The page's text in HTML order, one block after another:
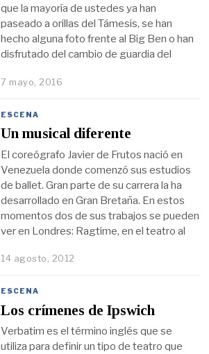
que la mayoría de ustedes ya han
paseado a orillas del Támesis, se han
hecho alguna foto frente al Big Ben o han
disfrutado del cambio de guardia del
7 mayo, 2016
ESCENA
Un musical diferente
El coreógrafo Javier de Frutos nació en
Venezuela donde comenzó sus estudios
de ballet. Gran parte de su carrera la ha
desarrollado en Gran Bretaña. En estos
momentos dos de sus trabajos se pueden
ver en Londres: Ragtime, en el teatro al
14 agosto, 2012
ESCENA
Los crímenes de Ipswich
Verbatim es el término inglés que se
utiliza para definir un tipo de teatro que